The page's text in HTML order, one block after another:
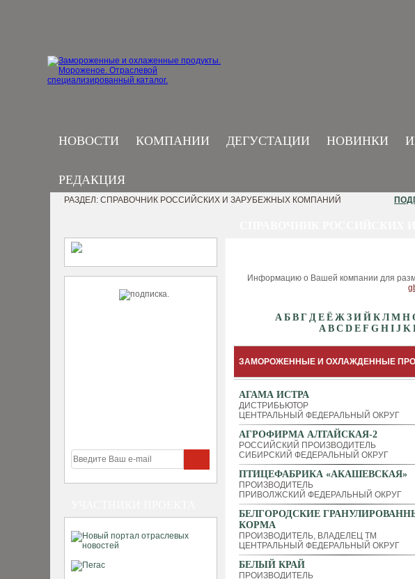
НОВОСТИ КОМПАНИИ ДЕГУСТАЦИИ НОВИНКИ
РЕДАКЦИЯ
РАЗДЕЛ: СПРАВОЧНИК РОССИЙСКИХ И ЗАРУБЕЖНЫХ КОМПАНИЙ
Информацию о Вашей компании для
А Б В Г Д Е Ё Ж З И Й К Л М Н
A B C D E F G H I J K
ЗАМОРОЖЕННЫЕ И ОХЛАЖДЕННЫЕ
АГАМА ИСТРА
ДИСТРИБЬЮТОР
ЦЕНТРАЛЬНЫЙ ФЕДЕРАЛЬНЫЙ ОКРУГ
АГРОФИРМА АЛТАЙСКАЯ-2
РОССИЙСКИЙ ПРОИЗВОДИТЕЛЬ
СИБИРСКИЙ ФЕДЕРАЛЬНЫЙ ОКРУГ
ПТИЦЕФАБРИКА «АКАШЕВСКАЯ»
ПРОИЗВОДИТЕЛЬ
ПРИВОЛЖСКИЙ ФЕДЕРАЛЬНЫЙ ОКРУГ
БЕЛГОРОДСКИЕ
КОРМА
ПРОИЗВОДИТЕЛЬ, ВЛАДЕЛЕЦ ТМ
ЦЕНТРАЛЬНЫЙ ФЕДЕРАЛЬНЫЙ ОКРУГ
БЕЛЫЙ КРАЙ
ПРОИЗВОДИТЕЛЬ